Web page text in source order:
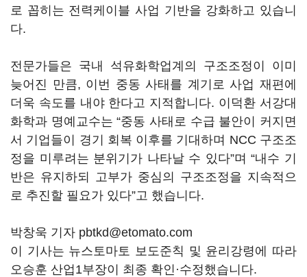
로 꼽히는 전력케이블 사업 기반을 강화하고 있습니
다.
전문가들은 국내 석유화학업계의 구조조정이 이미
늦어진 만큼, 이번 중동 사태를 계기로 사업 재편에
더욱 속도를 내야 한다고 지적합니다. 이덕환 서강대
화학과 명예교수는 “중동 사태로 수급 불안이 커지면
서 기업들이 경기 회복 이후를 기대하며 NCC 구조조
정을 미루려는 분위기가 나타날 수 있다”며 “내수 기
반은 유지하되 고부가 중심의 구조조정을 지속적으
로 추진할 필요가 있다”고 했습니다.
박창욱 기자 pbtkd@etomato.com
이 기사는 뉴스토마토 보도준칙 및 윤리강령에 따라
오승훈 산업1부장이 최종 확인·수정했습니다.